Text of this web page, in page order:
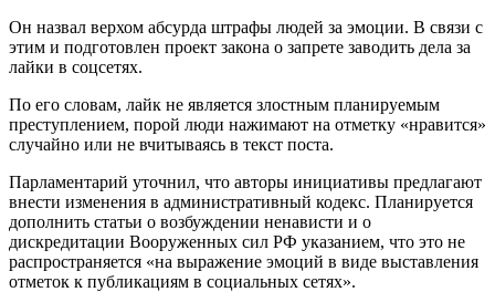
Он назвал верхом абсурда штрафы людей за эмоции. В связи с
этим и подготовлен проект закона о запрете заводить дела за
лайки в соцсетях.
По его словам, лайк не является злостным планируемым
преступлением, порой люди нажимают на отметку «нравится»
случайно или не вчитываясь в текст поста.
Парламентарий уточнил, что авторы инициативы предлагают
внести изменения в административный кодекс. Планируется
дополнить статьи о возбуждении ненависти и о
дискредитации Вооруженных сил РФ указанием, что это не
распространяется «на выражение эмоций в виде выставления
отметок к публикациям в социальных сетях».